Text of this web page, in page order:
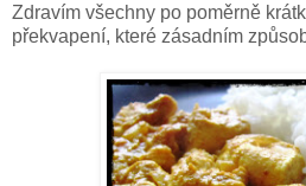
Zdravím všechny po poměrně
překvapení, které zásadním